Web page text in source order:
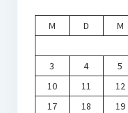
M
D M
3
4 5
10
11 12
17
18 19